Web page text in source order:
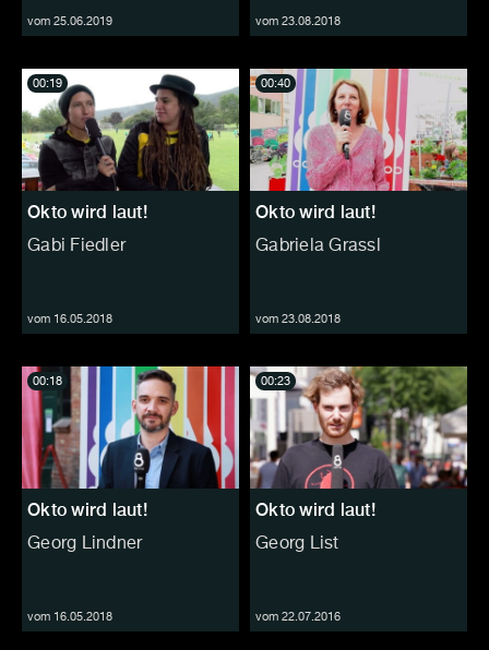
vom 25.06.2019 vom 23.08.2018
Okto wird laut!
Gabi Fiedler
vom 16.05.2018
00:19
Okto wird laut!
Gabriela Grassl
vom 23.08.2018
00:40
Okto wird laut!
Georg Lindner
vom 16.05.2018
00:18
Okto wird laut!
Georg List
vom 22.07.2016
00:23